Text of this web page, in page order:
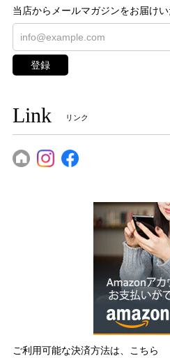
当店からメールマガジンをお届けい
登録
Link リンク
ご利用可能な決済方法は、こちら